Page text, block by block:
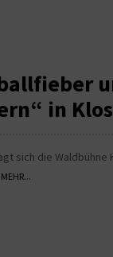
in
sich die
MEHR...